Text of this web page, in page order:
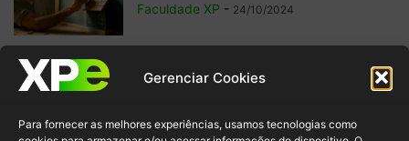
Gerenciar Cookies
Para fornecer as melhores experiências, usamos tecnologias como
Faculdade XP - 24/10/2024
Isenção Fiscal: o que é, para que